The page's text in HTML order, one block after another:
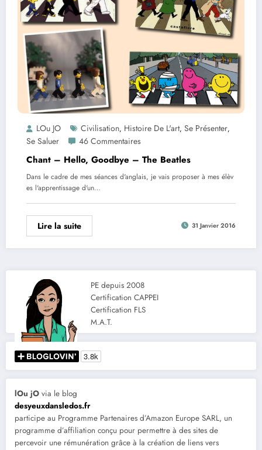
LOu JO Civilisation, Histoire De L'art, Se Présenter,
Se Saluer 46 Commentaires
Chant – Hello, Goodbye – The Beatles
Dans le cadre de mes séances d'anglais, je vais proposer à mes élèv
es l'apprentissage d'un…
Lire la suite 31 Janvier 2016
PE depuis 2008
Certification CAPPEI
Certification FLS
M.A.T.
lOu jO via le blog
desyeuxdansledos.fr
participe au Programme Partenaires d’Amazon Europe SARL, un
programme d’affiliation conçu pour permettre à des sites de
percevoir une rémunération grâce à la création de liens vers